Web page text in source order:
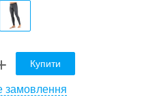
Купити
замовлення